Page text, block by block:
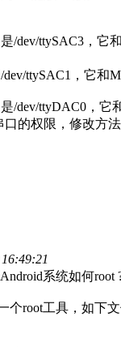
/dev/ttySAC3，它
ttySAC1，它和
/dev/ttyDAC0，它
的权限，修改方
系统如何root
个root工具，如下文